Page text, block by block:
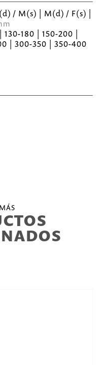
/ M(s) | M(d) / F(s) |
180 | 150-200 |
| 300-350 | 350-400